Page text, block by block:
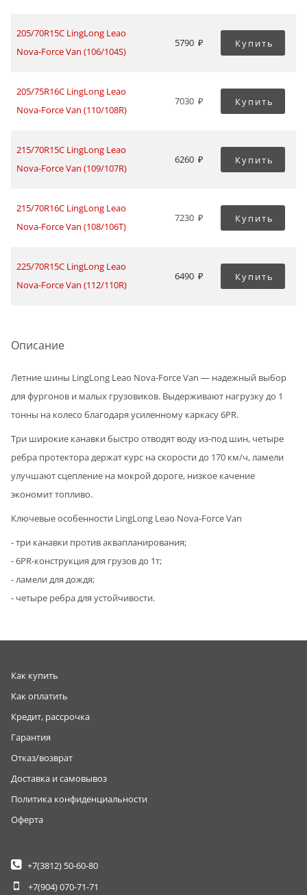
205/70R15C LingLong Leao
Nova-Force Van (106/104S)
5790 Купить
205/75R16C LingLong Leao
Nova-Force Van (110/108R)
7030 Купить
215/70R15C LingLong Leao
Nova-Force Van (109/107R)
6260 Купить
215/70R16C LingLong Leao
Nova-Force Van (108/106T)
7230 Купить
225/70R15C LingLong Leao
Nova-Force Van (112/110R)
6490 Купить
Описание
Летние шины LingLong Leao Nova-Force Van — надежный выбор
для фургонов и малых грузовиков. Выдерживают нагрузку до 1
тонны на колесо благодаря усиленному каркасу 6PR.
Три широкие канавки быстро отводят воду из-под шин, четыре
ребра протектора держат курс на скорости до 170 км/ч, ламели
улучшают сцепление на мокрой дороге, низкое качение
экономит топливо.
Ключевые особенности LingLong Leao Nova-Force Van
- три канавки против аквапланирования;
- 6PR-конструкция для грузов до 1т;
- ламели для дождя;
- четыре ребра для устойчивости.
Как купить
Как оплатить
Кредит, рассрочка
Гарантия
Отказ/возврат
Доставка и самовывоз
Политика конфиденциальности
Оферта
+7(3812) 50-60-80
+7(904)070-71-71